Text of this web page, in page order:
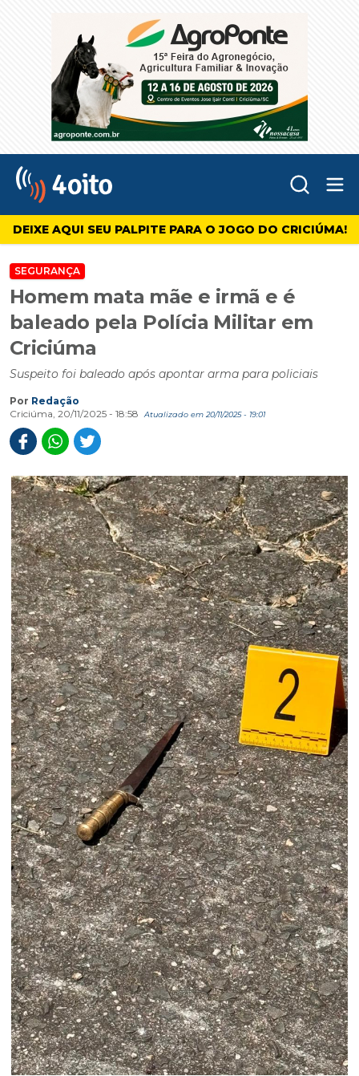
4oito
DEIXE AQUI SEU PALPITE PARA O JOGO DO CRICIÚMA!
SEGURANÇA
Homem mata mãe e irmã e é
baleado pela Polícia Militar em
Criciúma
Suspeito foi baleado após apontar arma para policiais
Por Redação
Criciúma, 20/11/2025 - 18:58
Atualizado em 20/11/2025 - 19:01